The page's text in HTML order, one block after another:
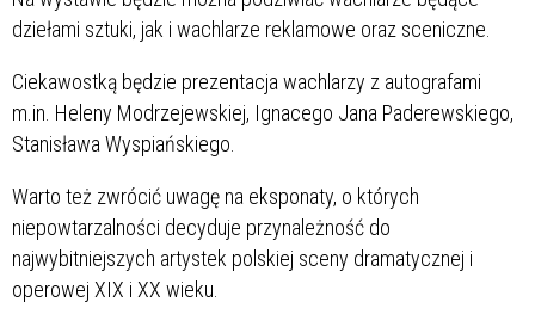
dziełami sztuki, jak i wachlarze reklamowe oraz sceniczne.
Ciekawostką będzie prezentacja wachlarzy z autografami
m.in. Heleny Modrzejewskiej, Ignacego Jana Paderewskiego,
Stanisława Wyspiańskiego.
Warto też zwrócić uwagę na eksponaty, o których
niepowtarzalności decyduje przynależność do
najwybitniejszych artystek polskiej sceny dramatycznej i
operowej XIX i XX wieku.